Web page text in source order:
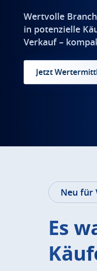
Wertvolle
in potenzielle
Verkauf –
Jetzt
Neu für
Es